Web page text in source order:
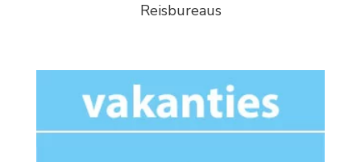
Reisbureaus